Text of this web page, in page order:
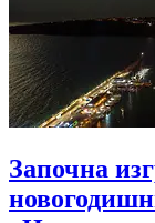
Започна